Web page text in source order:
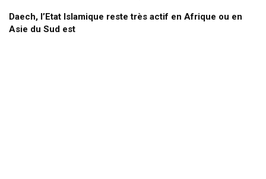
Daech, l’Etat Islamique reste très actif en Afrique ou en
Asie du Sud est